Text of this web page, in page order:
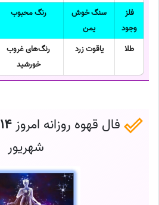
فلز
وجود
سنگ خوش
یمن
رنگ محبوب
طلا یاقوت زرد
رنگ‌های غروب
خورشید
فال قهوه روزانه امروز14 تیر
شهریور